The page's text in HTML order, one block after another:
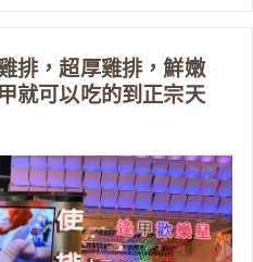
排，超厚雞排，鮮嫩
就可以吃的到正宗天